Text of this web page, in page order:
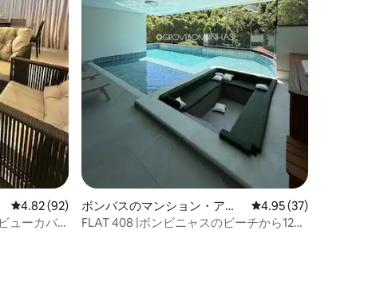
レビュー92件、5つ星中4.82つ星の平均評価
4.82 (92)
ューカバ
ボンバスのマンション・アパ
ート
レビュー37件、5つ
4.95 (37)
FLAT 408 |ボンビニャスのビーチから120